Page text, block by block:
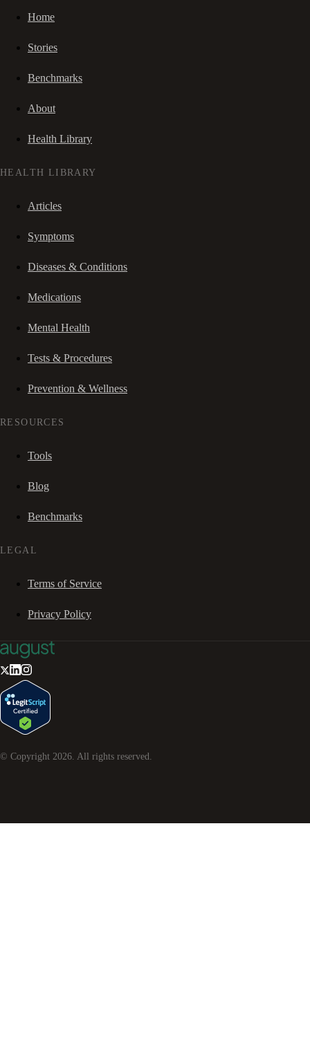
Home
Stories
Benchmarks
About
Health Library
HEALTH LIBRARY
Articles
Symptoms
Diseases & Conditions
Medications
Mental Health
Tests & Procedures
Prevention & Wellness
RESOURCES
Tools
Blog
Benchmarks
LEGAL
Terms of Service
Privacy Policy
© Copyright 2026 . All rights reserved.